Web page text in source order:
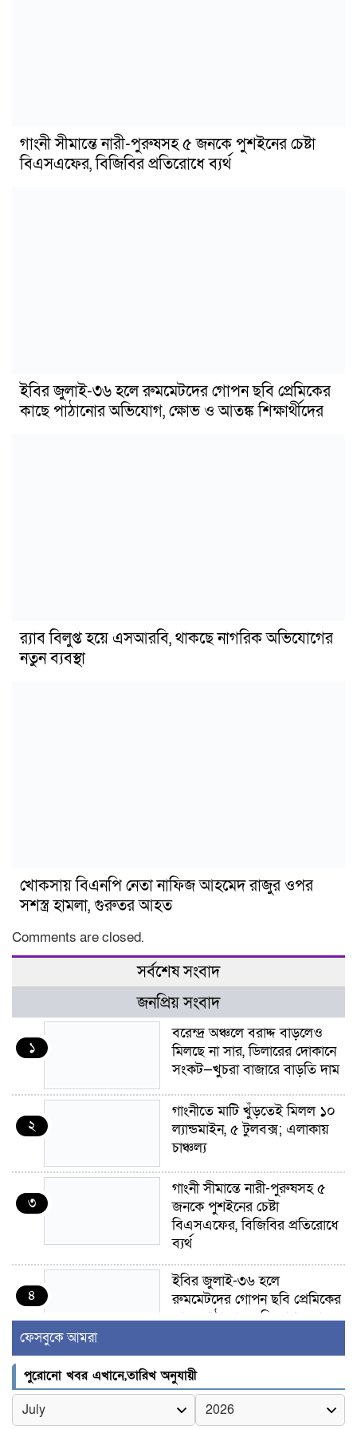
গাংনী সীমান্তে নারী-পুরুষসহ ৫ জনকে পুশইনের চেষ্টা
বিএসএফের, বিজিবির প্রতিরোধে ব্যর্থ
ইবির জুলাই-৩৬ হলে রুমমেটদের গোপন ছবি প্রেমিকের
কাছে পাঠানোর অভিযোগ, ক্ষোভ ও আতঙ্ক শিক্ষার্থীদের
র‍্যাব বিলুপ্ত হয়ে এসআরবি, থাকছে নাগরিক অভিযোগের
নতুন ব্যবস্থা
খোকসায় বিএনপি নেতা নাফিজ আহমেদ রাজুর ওপর
সশস্ত্র হামলা, গুরুতর আহত
Comments are closed.
সর্বশেষ সংবাদ
জনপ্রিয় সংবাদ
১
বরেন্দ্র অঞ্চলে বরাদ্দ বাড়লেও
মিলছে না সার, ডিলারের দোকানে
সংকট—খুচরা বাজারে বাড়তি দাম
২
গাংনীতে মাটি খুঁড়তেই মিলল ১০
ল্যান্ডমাইন, ৫ টুলবক্স; এলাকায়
চাঞ্চল্য
৩
গাংনী সীমান্তে নারী-পুরুষসহ ৫
জনকে পুশইনের চেষ্টা
বিএসএফের, বিজিবির প্রতিরোধে
ব্যর্থ
৪
ইবির জুলাই-৩৬ হলে
রুমমেটদের গোপন ছবি প্রেমিকের
কাছে পাঠানোর অভিযোগ, ক্ষোভ
৫
র‍্যাব বিলুপ্ত হয়ে এসআরবি,
থাকছে নাগরিক অভিযোগের নতুন
ব্যবস্থা
ফেসবুকে আমরা
পুরোনো খবর এখানে,তারিখ অনুযায়ী